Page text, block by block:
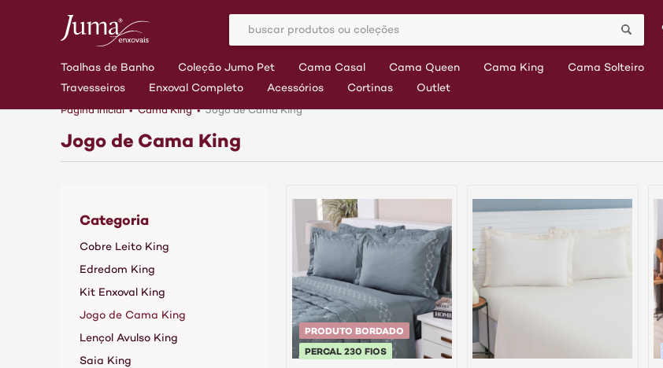
Toalhas de Banho Coleção Jumo Pet Cama Casal Cama Queen Cama King Cama Solteiro
Travesseiros
Enxoval Completo Acessórios Cortinas Outlet
Página inicial Cama King Jogo de Cama King
Jogo de Cama King
Categoria
Cobre Leito King
Edredom King
Kit Enxoval King
Jogo de Cama King
Lençol Avulso King
Saia King
PRODUTO BORDADO
PERCAL 230 FIOS